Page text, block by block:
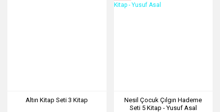
Altın Kitap Seti 3 Kitap
Nesil Çocuk Çılgın Hademe
Seti 5 Kitap - Yusuf Asal